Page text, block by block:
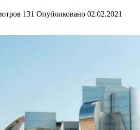
131 Опубликовано 02.02.2021